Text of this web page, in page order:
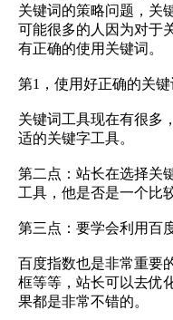
关键词的策略问题，‍‍关
可能很多的人因为对于
有正确的使用关键词。
第1，使用好正确的关键
关键词工具现在有很多
适的关键字工具。
第二点：站长在选择关
工具，‍‍他是否是一个‍‍比
第三点：要学会利用百
百度指数也是非常重要
框等等，站长可以去优
果都是非常不错的。